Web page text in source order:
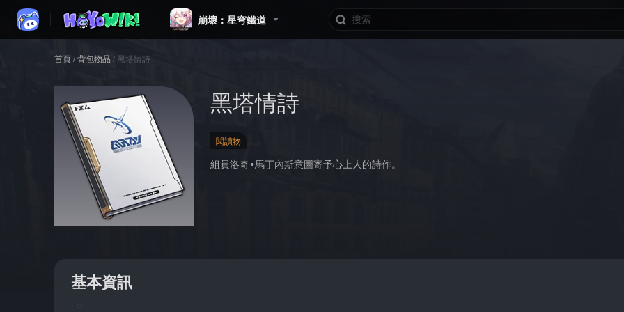
崩壞：星穹鐵道
首頁/背包物品 / 黑塔情詩
黑塔情詩
閱讀物
組員洛奇•馬丁內斯意圖寄予心上人的詩作。
基本資訊